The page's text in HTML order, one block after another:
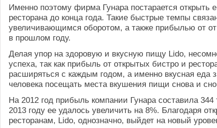
Именно поэтому фирма Гунара постарается открыть
ресторана до конца года. Такие быстрые темпы
увеличивающимся оборотом, а также прибылью от
в прошлом году.
Делая упор на здоровую и вкусную пищу Lido,
успеха, так как прибыль от открытых бистро и
расширяться с каждым годом, а именно вкусная еда
человека посещать места вкушения пищи снова и
На 2012 год прибыль компании Гунара составила
2013 году ее удалось увеличить на 8%. Благодаря
ресторанам, Lido, однозначно, выйдет на новый